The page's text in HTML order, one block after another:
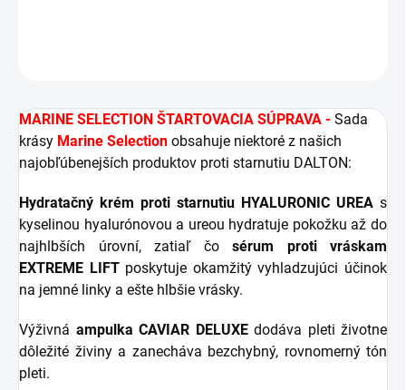
MARINE SELECTION ŠTARTOVACIA SÚPRAVA - Sada
krásy Marine Selection obsahuje niektoré z našich
najobľúbenejších produktov proti starnutiu DALTON:
Hydratačný krém proti starnutiu HYALURONIC UREA s
kyselinou hyalurónovou a ureou hydratuje pokožku až do
najhlbších úrovní, zatiaľ čo sérum proti vráskam
EXTREME LIFTposkytuje okamžitý vyhladzujúci účinok
na jemné linky a ešte hlbšie vrásky.
Výživná ampulka CAVIAR DELUXEdodáva pleti životne
dôležité živiny a zanecháva bezchybný, rovnomerný tón
pleti.